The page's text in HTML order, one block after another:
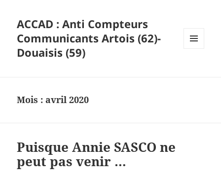
ACCAD : Anti Compteurs
Communicants Artois (62)-
Douaisis (59)
Mois : avril 2020
Puisque Annie SASCO ne
peut pas venir …